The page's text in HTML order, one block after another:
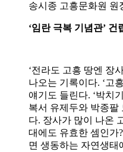
송시종 고흥문화원 원
‘임란 극복 기념관’ 건
‘전라도 고흥 땅엔 장
나오는 기록이다. ‘고
얘기도 들린다. ‘박치
복서 유제두와 박종팔
다. 장사가 많이 나온
대에도 유효한 셈인가
면 생동하는 자연생태